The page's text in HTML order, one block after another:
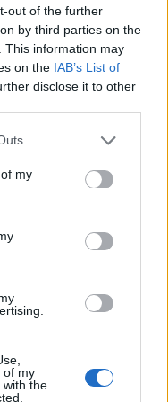
out of the further
by third parties on the
This information may
on the IAB’s List of
disclose it to other
my
of my
with the
ar avea